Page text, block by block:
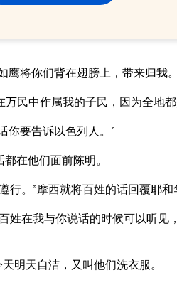
将你们背在翅膀上，带来归我。
民中作属我的子民，因为全地都
你要告诉以色列人。”
在他们面前陈明。
。”摩西就将百姓的话回覆耶和
姓在我与你说话的时候可以听见
明天自洁，又叫他们洗衣服。